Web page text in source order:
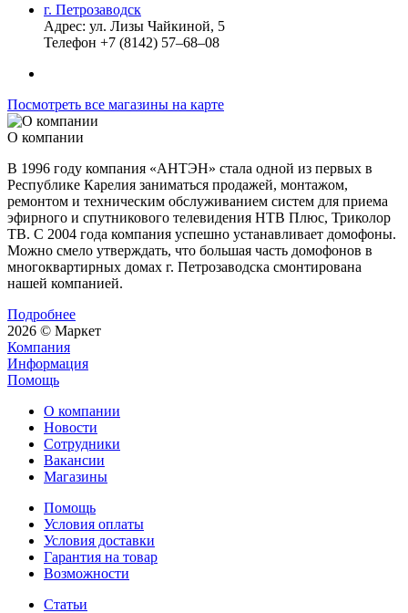
г. Петрозаводск
Адрес: ул. Лизы Чайкиной, 5
Телефон +7 (8142) 57–68–08
Посмотреть все магазины на карте
О компании
В 1996 году компания «АНТЭН» стала одной из первых в
Республике Карелия заниматься продажей, монтажом,
ремонтом и техническим обслуживанием систем для приема
эфирного и спутникового телевидения НТВ Плюс, Триколор
ТВ. С 2004 года компания успешно устанавливает домофоны.
Можно смело утверждать, что большая часть домофонов в
многоквартирных домах г. Петрозаводска смонтирована
нашей компанией.
Подробнее
2026 © Маркет
Компания
Информация
Помощь
О компании
Новости
Сотрудники
Вакансии
Магазины
Помощь
Условия оплаты
Условия доставки
Гарантия на товар
Возможности
Статьи